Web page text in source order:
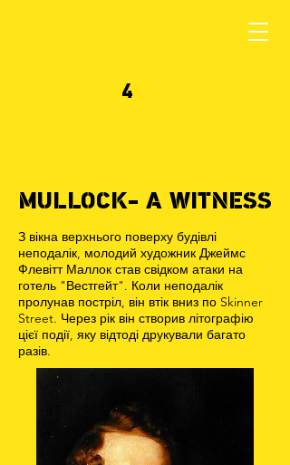
4
MULLOCK- A WITNESS
З вікна верхнього поверху будівлі
неподалік, молодий художник Джеймс
Флевітт Маллок став свідком атаки на
готель "Вестгейт". Коли неподалік
пролунав постріл, він втік вниз по Skinner
Street. Через рік він створив літографію
цієї події, яку відтоді друкували багато
разів.